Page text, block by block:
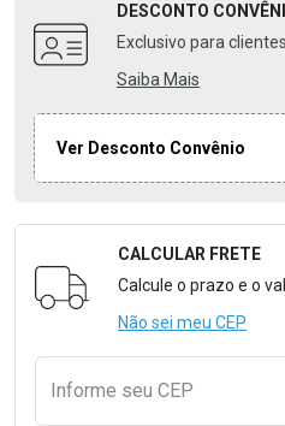
DESCONTO
Exclusivo para
Saiba Mais
Ver Desconto Convênio
Formulário para
CALCULAR FRETE
Calcule o prazo e o
Não sei meu CEP
Informe seu CEP